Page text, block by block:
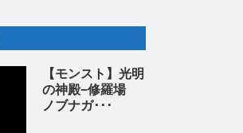
【モンスト】光明
の神殿−修羅場
ノブナガ･･･